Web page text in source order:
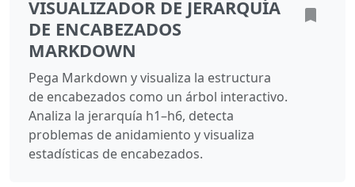
VISUALIZADOR DE JERARQUÍA
DE ENCABEZADOS
MARKDOWN
Pega Markdown y visualiza la estructura
de encabezados como un árbol interactivo.
Analiza la jerarquía h1–h6, detecta
problemas de anidamiento y visualiza
estadísticas de encabezados.